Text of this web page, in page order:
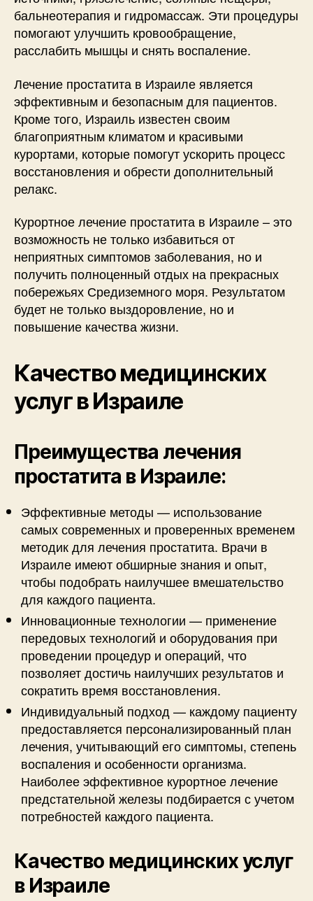
бальнеотерапия и гидромассаж. Эти процедуры
помогают улучшить кровообращение,
расслабить мышцы и снять воспаление.
Лечение простатита в Израиле является
эффективным и безопасным для пациентов.
Кроме того, Израиль известен своим
благоприятным климатом и красивыми
курортами, которые помогут ускорить процесс
восстановления и обрести дополнительный
релакс.
Курортное лечение простатита в Израиле – это
возможность не только избавиться от
неприятных симптомов заболевания, но и
получить полноценный отдых на прекрасных
побережьях Средиземного моря. Результатом
будет не только выздоровление, но и
повышение качества жизни.
Качество медицинских
услуг в Израиле
Преимущества лечения
простатита в Израиле:
Эффективные методы — использование
самых современных и проверенных временем
методик для лечения простатита. Врачи в
Израиле имеют обширные знания и опыт,
чтобы подобрать наилучшее вмешательство
для каждого пациента.
Инновационные технологии — применение
передовых технологий и оборудования при
проведении процедур и операций, что
позволяет достичь наилучших результатов и
сократить время восстановления.
Индивидуальный подход — каждому пациенту
предоставляется персонализированный план
лечения, учитывающий его симптомы, степень
воспаления и особенности организма.
Наиболее эффективное курортное лечение
предстательной железы подбирается с учетом
потребностей каждого пациента.
Качество медицинских услуг
в Израиле